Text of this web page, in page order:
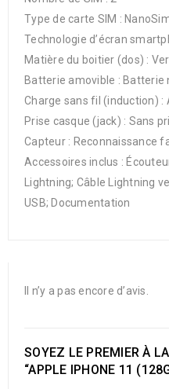
Type de carte SIM :
Technologie d’écran
Matière du boitier (dos) :
Batterie amovible : Batterie
Charge sans fil (induction) :
Prise casque (jack) : Sans
Capteur : Reconnaissance
Accessoires inclus :
Lightning; Câble Lightning
USB; Documentation
Il n’y a pas encore d’avis.
SOYEZ LE PREMIER À
“APPLE IPHONE 11